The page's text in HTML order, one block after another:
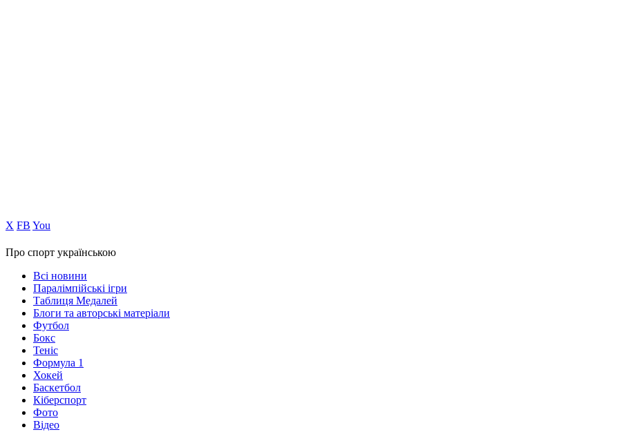
Х FB You
Про спорт українською
Всі новини
Паралімпійські ігри
Таблиця Медалей
Блоги та авторські матеріали
Футбол
Бокс
Теніс
Формула 1
Хокей
Баскетбол
Кіберспорт
Фото
Відео